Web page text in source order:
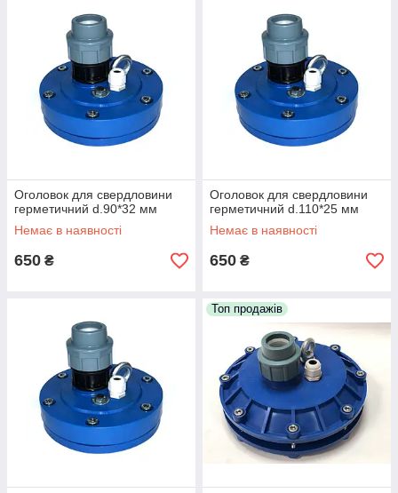
Оголовок для свердловини
герметичний d.90*32 мм
Немає в наявності
650 ₴
Оголовок для свердловини
герметичний d.110*25 мм
Немає в наявності
650 ₴
Топ продажів